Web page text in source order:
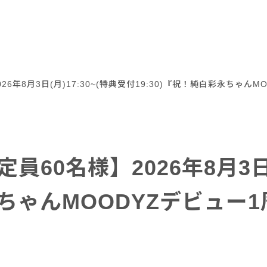
8月3日(月)17:30~(特典受付19:30)『祝！純白彩永ちゃん
60名様】2026年8月3
ゃんMOODYZデビュー